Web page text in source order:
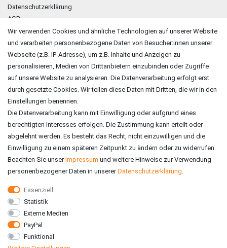
Datenschutzerklärung
AGB
Impressum
ZAHLUNGSARTEN
VERSAND
Wir verwenden Cookies und ähnliche Technologien auf unserer Website
und verarbeiten personenbezogene Daten von Besucher:innen unserer
Webseite (z.B. IP-Adresse), um z.B. Inhalte und Anzeigen zu
personalisieren, Medien von Drittanbietern einzubinden oder Zugriffe
auf unsere Website zu analysieren. Die Datenverarbeitung erfolgt erst
durch gesetzte Cookies. Wir teilen diese Daten mit Dritten, die wir in den
Einstellungen benennen.
Die Datenverarbeitung kann mit Einwilligung oder aufgrund eines
berechtigten Interesses erfolgen. Die Zustimmung kann erteilt oder
abgelehnt werden. Es besteht das Recht, nicht einzuwilligen und die
Einwilligung zu einem späteren Zeitpunkt zu ändern oder zu widerrufen.
Beachten Sie unserImpressum und weitere Hinweise zur Verwendung
personenbezogener Daten in unsererDaten­schutz­erklärung.
Essenziell
Statistik
Externe Medien
PayPal
Funktional